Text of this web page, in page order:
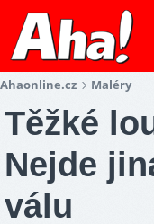
Ahaonline.cz Maléry
Těžké
Nejde
válu